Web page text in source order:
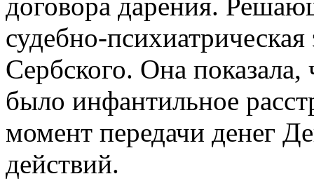
судебно-
Сербского. Она
было инфантильное
момент передачи денег
действий.